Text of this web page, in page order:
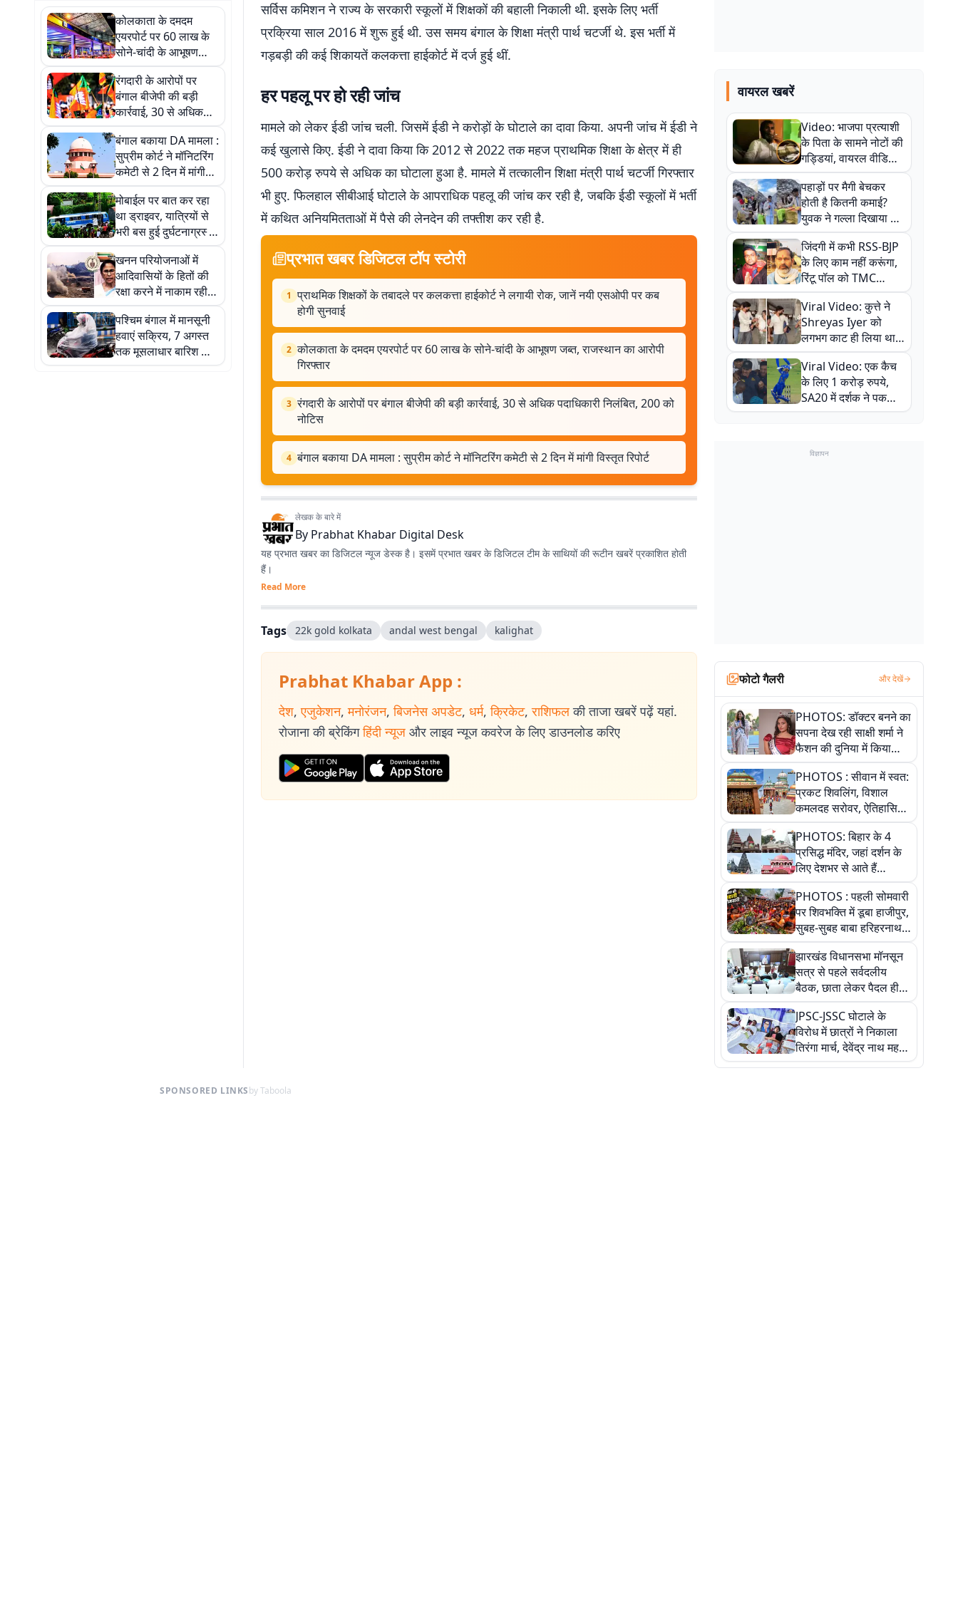
कोलकाता के दमदम
एयरपोर्ट पर 60 लाख के
सोने-चांदी के आभूषण
जब्त, राजस्थान का
आरोपी गिरफ्तार
रंगदारी के आरोपों पर
बंगाल बीजेपी की बड़ी
कार्रवाई, 30 से अधिक
पदाधिकारी निलंबित, 200
को नोटिस
बंगाल बकाया DA मामला :
सुप्रीम कोर्ट ने मॉनिटरिंग
कमेटी से 2 दिन में मांगी
विस्तृत रिपोर्ट
मोबाईल पर बात कर रहा
था ड्राइवर, यात्रियों से
भरी बस हुई दुर्घटनाग्रस्त,
15 यात्री घायल
खनन परियोजनाओं में
आदिवासियों के हितों की
रक्षा करने में नाकाम रही
ममता बनर्जी सरकार :
CAG रिपोर्ट
पश्चिम बंगाल में मानसूनी
हवाएं सक्रिय, 7 अगस्त
तक मूसलाधार बारिश का
अलर्ट
सर्विस कमिशन ने राज्य के सरकारी स्कूलों में शिक्षकों की बहाली निकाली थी. इसके लिए भर्ती
प्रक्रिया साल 2016 में शुरू हुई थी. उस समय बंगाल के शिक्षा मंत्री पार्थ चटर्जी थे. इस भर्ती में
गड़बड़ी की कई शिकायतें कलकत्ता हाईकोर्ट में दर्ज हुई थीं.
हर पहलू पर हो रही जांच
मामले को लेकर ईडी जांच चली. जिसमें ईडी ने करोड़ों के घोटाले का दावा किया. अपनी जांच में ईडी ने
कई खुलासे किए. ईडी ने दावा किया कि 2012 से 2022 तक महज प्राथमिक शिक्षा के क्षेत्र में ही
500 करोड़ रुपये से अधिक का घोटाला हुआ है. मामले में तत्कालीन शिक्षा मंत्री पार्थ चटर्जी गिरफ्तार
भी हुए. फिलहाल सीबीआई घोटाले के आपराधिक पहलू की जांच कर रही है, जबकि ईडी स्कूलों में भर्ती
में कथित अनियमितताओं में पैसे की लेनदेन की तफ्तीश कर रही है.
प्रभात खबर डिजिटल टॉप स्टोरी
1 प्राथमिक शिक्षकों के तबादले पर कलकत्ता हाईकोर्ट ने लगायी रोक, जानें नयी एसओपी पर कब
होगी सुनवाई
2 कोलकाता के दमदम एयरपोर्ट पर 60 लाख के सोने-चांदी के आभूषण जब्त, राजस्थान का आरोपी
गिरफ्तार
3 रंगदारी के आरोपों पर बंगाल बीजेपी की बड़ी कार्रवाई, 30 से अधिक पदाधिकारी निलंबित, 200 को
नोटिस
4 बंगाल बकाया DA मामला : सुप्रीम कोर्ट ने मॉनिटरिंग कमेटी से 2 दिन में मांगी विस्तृत रिपोर्ट
लेखक के बारे में
By Prabhat Khabar Digital Desk
यह प्रभात खबर का डिजिटल न्यूज डेस्क है। इसमें प्रभात खबर के डिजिटल टीम के साथियों की रूटीन खबरें प्रकाशित होती
हैं।
Read More
Tags 22k gold kolkata andal west bengal kalighat
Prabhat Khabar App :
देश, एजुकेशन, मनोरंजन, बिजनेस अपडेट, धर्म, क्रिकेट, राशिफल की ताजा खबरें पढ़ें यहां.
रोजाना की ब्रेकिंग हिंदी न्यूज और लाइव न्यूज कवरेज के लिए डाउनलोड करिए
वायरल खबरें
Video: भाजपा प्रत्याशी
के पिता के सामने नोटों की
गड्डियां, वायरल वीडियो
से राजनीति में उबाल,
अजित महतो बोले- TMC
की गंदी चाल
पहाड़ों पर मैगी बेचकर
होती है कितनी कमाई?
युवक ने गल्ला दिखाया तो
नौकरी वालों के खड़े हो गए
कान
जिंदगी में कभी RSS-BJP
के लिए काम नहीं करूंगा,
रिंटू पॉल को TMC
ऑफिस में ले जाकर पीटा,
Video वायरल
Viral Video: कुत्ते ने
Shreyas Iyer को
लगभग काट ही लिया था,
न्यूजीलैंड सीरीज से पहले
बाल-बाल बचे
Viral Video: एक कैच
के लिए 1 करोड़ रुपये,
SA20 में दर्शक ने पकड़ा
एक हाथ से गजब का कैच
विज्ञापन
फोटो गैलरी और देखें
PHOTOS: डॉक्टर बनने का
सपना देख रही साक्षी शर्मा ने
फैशन की दुनिया में किया
कमाल,जानिए बेगूसराय की
बेटी ने कैसे दी अपने सपनों
को उड़ान
PHOTOS : सीवान में स्वत:
प्रकट शिवलिंग, विशाल
कमलदह सरोवर, ऐतिहासिक
महेंद्रनाथ मंदिर और घंटाघर
की कहानी, तस्वीरों में देखिए
PHOTOS: बिहार के 4
प्रसिद्ध मंदिर, जहां दर्शन के
लिए देशभर से आते हैं
श्रद्धालु, जानिए इनकी
खासियत
PHOTOS : पहली सोमवारी
पर शिवभक्ति में डूबा हाजीपुर,
सुबह-सुबह बाबा हरिहरनाथ
मंदिर पहुंचे तेजस्वी, 10
तस्वीरों में देखें नजारा
झारखंड विधानसभा मॉनसून
सत्र से पहले सर्वदलीय
बैठक, छाता लेकर पैदल ही
सत्ता पक्ष की मीटिंग में पहुंचे
सीएम, देखें तस्वीरें
JPSC-JSSC घोटाले के
विरोध में छात्रों ने निकाला
तिरंगा मार्च, देवेंद्र नाथ महतो
ने किया जल ग्रहण, देखें
SPONSORED LINKSby Taboola